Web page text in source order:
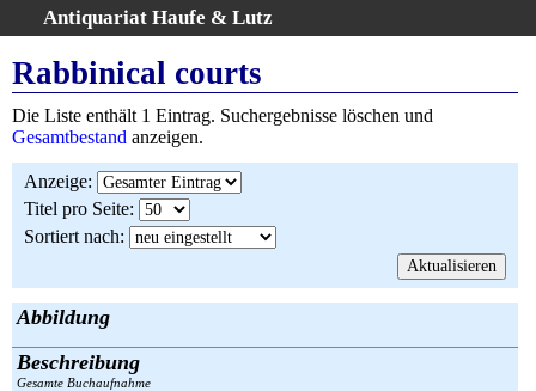
Antiquariat Haufe & Lutz
Home
Gesamtbestand
Kategorien
Schlagwörter
Suchergebnisse
AGB
Widerruf
Über uns
Rabbinical courts
Die Liste enthält 1 Eintrag. Suchergebnisse löschen und
Gesamtbestand anzeigen.
Anzeige:
Titel pro Seite:
Sortiert nach:
Abbildung
Beschreibung
Gesamte Buchaufnahme